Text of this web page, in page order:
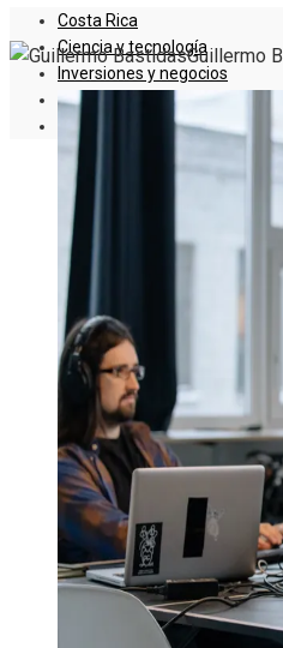
Costa Rica
Ciencia y tecnología
Inversiones y negocios
Cultura y ocio
Responsabilidad social
Guillermo